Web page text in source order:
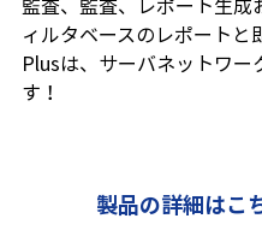
ィルタベースのレポート
Plusは、サーバネットワ
す！
製品の詳細はこ